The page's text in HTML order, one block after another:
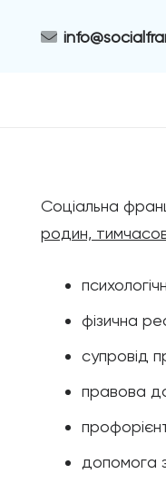
Соціальна
родин,
фізична
супровід
правова
допомога